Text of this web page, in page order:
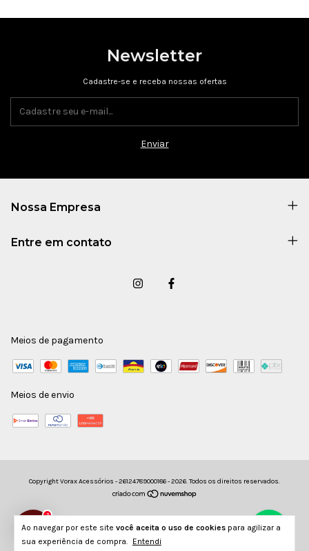
Ao navegar por este site você aceita o uso de cookies para agilizar a
sua experiência de compra. Entendi
Newsletter
Cadastre-se e receba nossas ofertas
Nossa Empresa
Entre em contato
Meios de pagamento
Meios de envio
Copyright Vorax Acessórios - 26124789000186 - 2026. Todos os direitos reservados.
2